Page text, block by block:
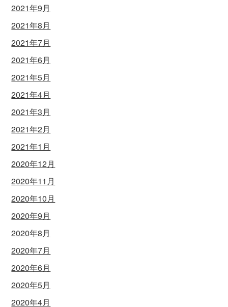
2021年9月
2021年8月
2021年7月
2021年6月
2021年5月
2021年4月
2021年3月
2021年2月
2021年1月
2020年12月
2020年11月
2020年10月
2020年9月
2020年8月
2020年7月
2020年6月
2020年5月
2020年4月